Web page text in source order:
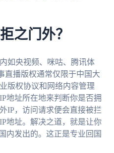
之门外？
如央视频、咪咕、腾讯体
直播版权通常仅限于中国大
版权协议和网络内容管理
地址所在地来判断你是否拥
IP，访问请求便会直接被拦
地址。解决之道，就是让你
内发出的。这正是专业回国